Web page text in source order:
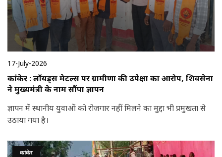
17-July-2026
कांकेर : लॉयड्स मेटल्स पर ग्रामीणों की उपेक्षा का आरोप, शिवसेना
ने मुख्यमंत्री के नाम सौंपा ज्ञापन
ज्ञापन में स्थानीय युवाओं को रोजगार नहीं मिलने का मुद्दा भी प्रमुखता से
उठाया गया है।
कांकेर